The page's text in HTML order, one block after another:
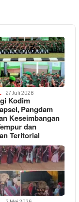
27 Juli 2026
Kodim
Pangdam
Keseimbangan
dan
Teritorial